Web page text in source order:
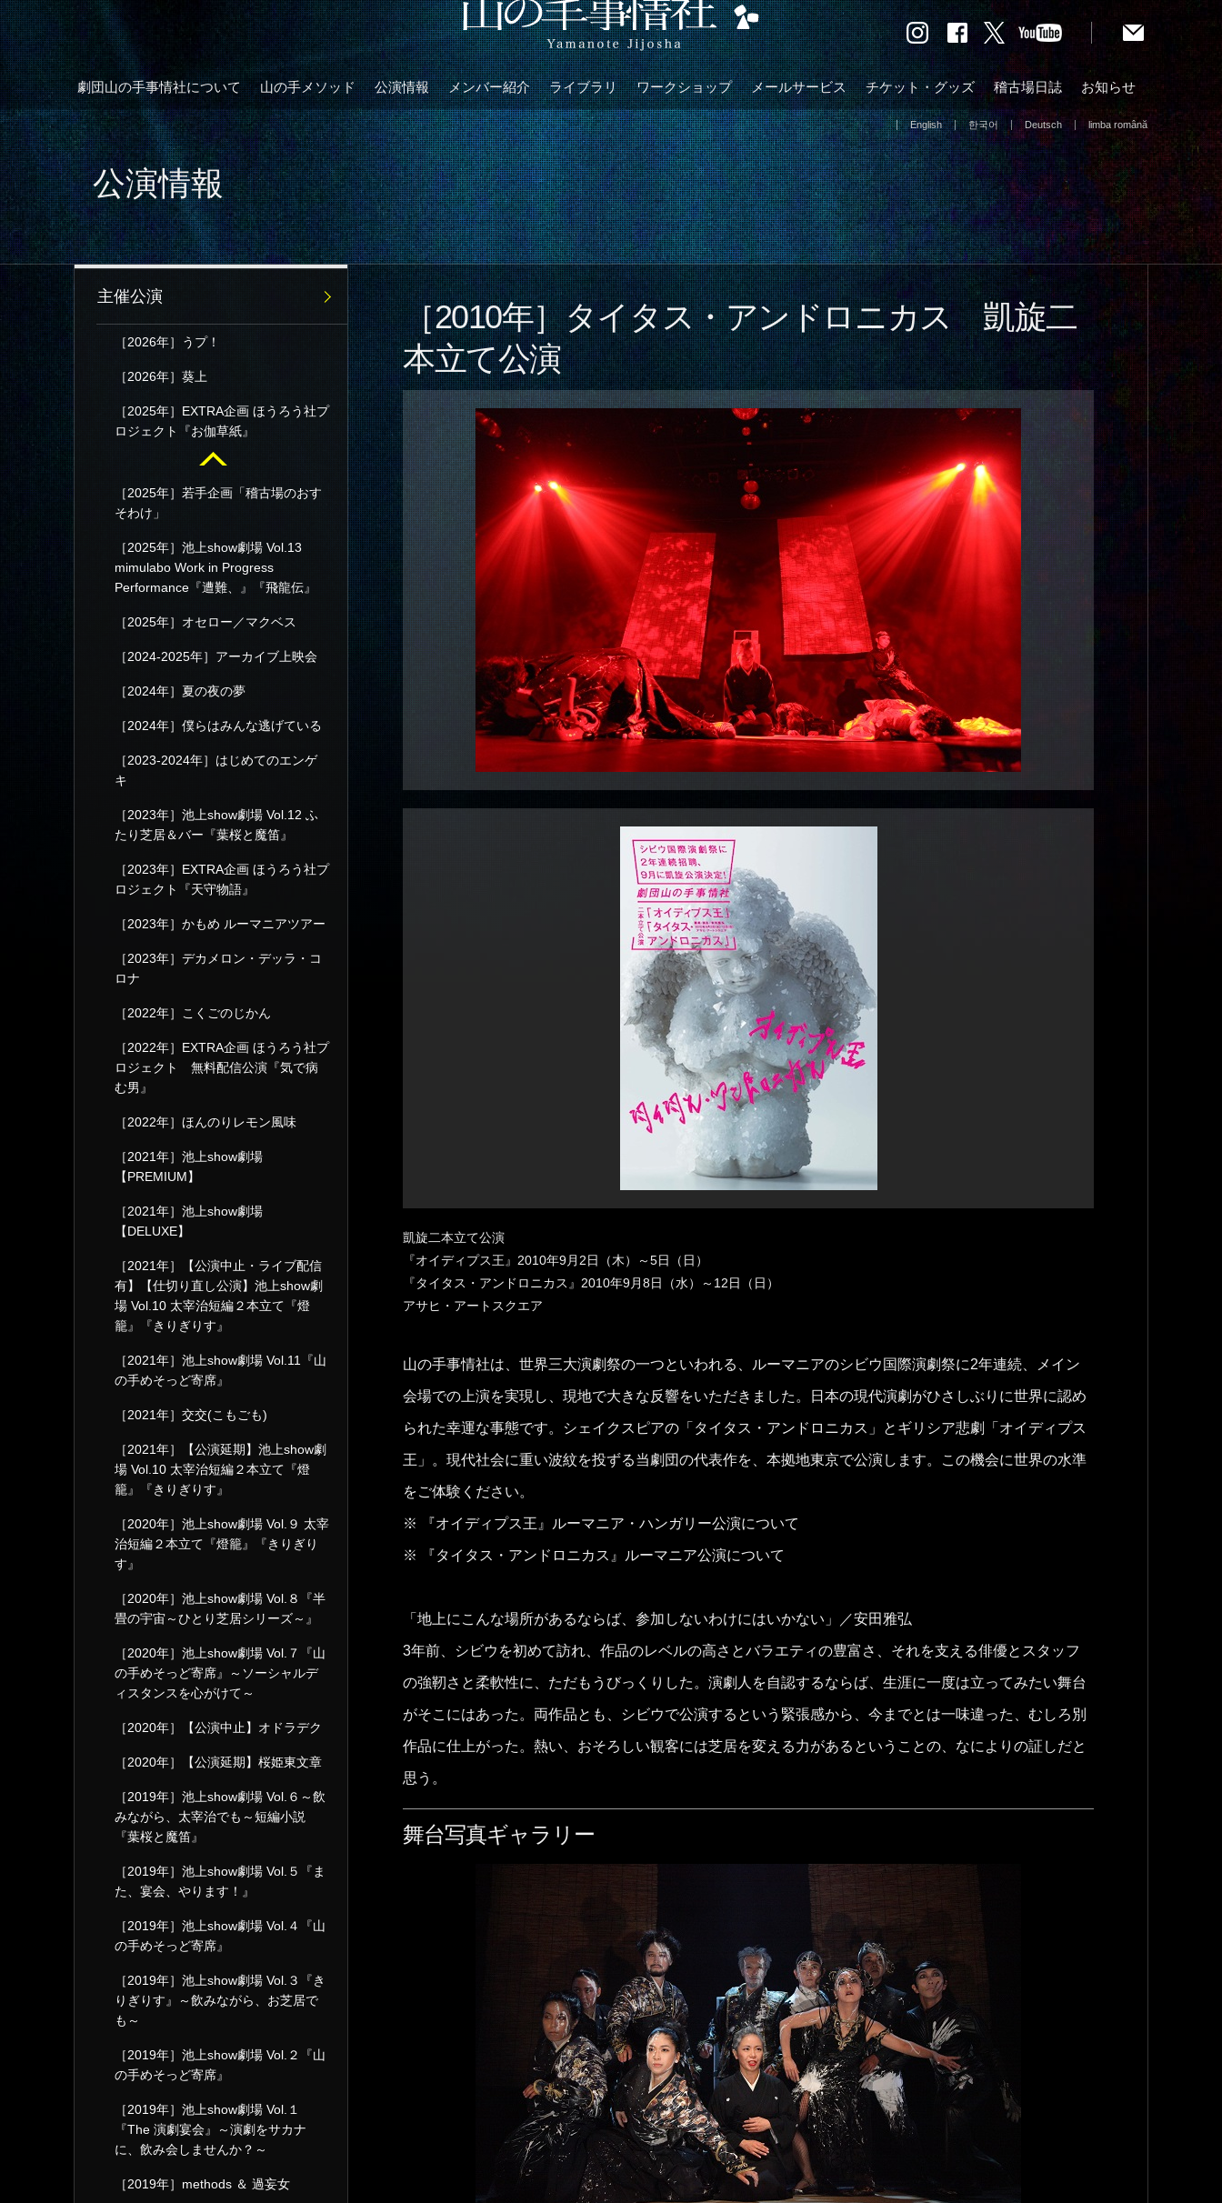
劇団山の手事情社について 山の手メソッド 公演情報 メンバー紹介 ライブラリ ワークショップ メールサービス チケット・グッズ 稽古場日誌 お知らせ
English 한국어 Deutsch limba română
公演情報
［2010年］タイタス・アンドロニカス 凱旋二
本立て公演
凱旋二本立て公演
『オイディプス王』2010年9月2日（木）～5日（日）
『タイタス・アンドロニカス』2010年9月8日（水）～12日（日）
アサヒ・アートスクエア
山の手事情社は、世界三大演劇祭の一つといわれる、ルーマニアのシビウ国際演劇祭に2年連続、メイン
会場での上演を実現し、現地で大きな反響をいただきました。日本の現代演劇がひさしぶりに世界に認め
られた幸運な事態です。シェイクスピアの「タイタス・アンドロニカス」とギリシア悲劇「オイディプス
王」。現代社会に重い波紋を投ずる当劇団の代表作を、本拠地東京で公演します。この機会に世界の水準
をご体験ください。
※ 『オイディプス王』ルーマニア・ハンガリー公演について
※ 『タイタス・アンドロニカス』ルーマニア公演について
「地上にこんな場所があるならば、参加しないわけにはいかない」／安田雅弘
3年前、シビウを初めて訪れ、作品のレベルの高さとバラエティの豊富さ、それを支える俳優とスタッフ
の強靭さと柔軟性に、ただもうびっくりした。演劇人を自認するならば、生涯に一度は立ってみたい舞台
がそこにはあった。両作品とも、シビウで公演するという緊張感から、今までとは一味違った、むしろ別
作品に仕上がった。熱い、おそろしい観客には芝居を変える力があるということの、なによりの証しだと
思う。
舞台写真ギャラリー
主催公演
［2026年］うプ！
［2026年］葵上
［2025年］EXTRA企画 ほうろう社プ
ロジェクト『お伽草紙』
［2025年］若手企画「稽古場のおす
そわけ」
［2025年］池上show劇場 Vol.13
mimulabo Work in Progress
Performance『遭難、』『飛龍伝』
［2025年］オセロー／マクベス
［2024-2025年］アーカイブ上映会
［2024年］夏の夜の夢
［2024年］僕らはみんな逃げている
［2023-2024年］はじめてのエンゲ
キ
［2023年］池上show劇場 Vol.12 ふ
たり芝居＆バー『葉桜と魔笛』
［2023年］EXTRA企画 ほうろう社プ
ロジェクト『天守物語』
［2023年］かもめ ルーマニアツアー
［2023年］デカメロン・デッラ・コ
ロナ
［2022年］こくごのじかん
［2022年］EXTRA企画 ほうろう社プ
ロジェクト 無料配信公演『気で病
む男』
［2022年］ほんのりレモン風味
［2021年］池上show劇場
【PREMIUM】
［2021年］池上show劇場
【DELUXE】
［2021年］【公演中止・ライブ配信
有】【仕切り直し公演】池上show劇
場 Vol.10 太宰治短編２本立て『燈
籠』『きりぎりす』
［2021年］池上show劇場 Vol.11『山
の手めそっど寄席』
［2021年］交交(こもごも)
［2021年］【公演延期】池上show劇
場 Vol.10 太宰治短編２本立て『燈
籠』『きりぎりす』
［2020年］池上show劇場 Vol.９ 太宰
治短編２本立て『燈籠』『きりぎり
す』
［2020年］池上show劇場 Vol.８『半
畳の宇宙～ひとり芝居シリーズ～』
［2020年］池上show劇場 Vol.７『山
の手めそっど寄席』～ソーシャルデ
ィスタンスを心がけて～
［2020年］【公演中止】オドラデク
［2020年］【公演延期】桜姫東文章
［2019年］池上show劇場 Vol.６～飲
みながら、太宰治でも～短編小説
『葉桜と魔笛』
［2019年］池上show劇場 Vol.５『ま
た、宴会、やります！』
［2019年］池上show劇場 Vol.４『山
の手めそっど寄席』
［2019年］池上show劇場 Vol.３『き
りぎりす』～飲みながら、お芝居で
も～
［2019年］池上show劇場 Vol.２『山
の手めそっど寄席』
［2019年］池上show劇場 Vol.１
『The 演劇宴会』～演劇をサカナ
に、飲み会しませんか？～
［2019年］methods ＆ 過妄女